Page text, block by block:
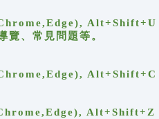
Alt+Shift+U
覽、常見問題等。
Alt+Shift+C
Alt+Shift+Z